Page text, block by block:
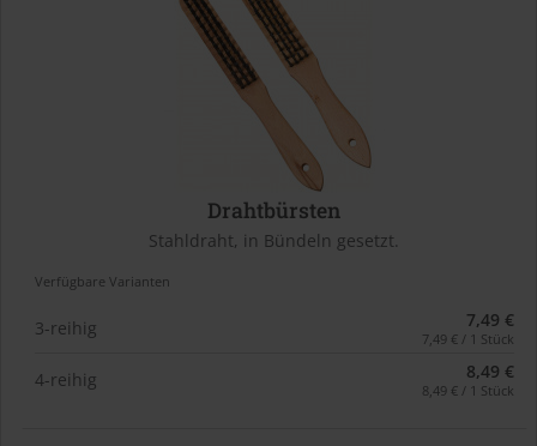
Drahtbürsten
Stahldraht, in Bündeln gesetzt.
Verfügbare Varianten
3-reihig 7,49 €
7,49 € / 1 Stück
4-reihig 8,49 €
8,49 € / 1 Stück